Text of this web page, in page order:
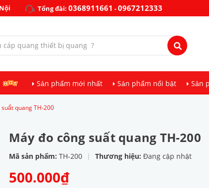
Tổng đài: 0368911661 -0967212333
Sản phẩm mới nhất Sản phẩm nổi bật Sản
quang TH-200
Máy đo công suất quang TH-200
Mã sản phẩm: TH-200 | Thương hiệu: Đang cập nhật
500.000₫